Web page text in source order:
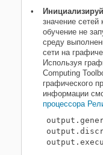
значение
обучение не
среду
сети на
Используя
Computing
графического
информации
процессора